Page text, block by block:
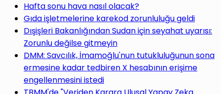
Hafta sonu hava nasıl olacak?
Gıda işletmelerine karekod zorunluluğu geldi
Dışişleri Bakanlığından Sudan için seyahat uyarısı:
Zorunlu değilse gitmeyin
DMM: Savcılık, İmamoğlu'nun tutukluluğunun sona
ermesine kadar tedbiren X hesabının erişime
engellenmesini istedi